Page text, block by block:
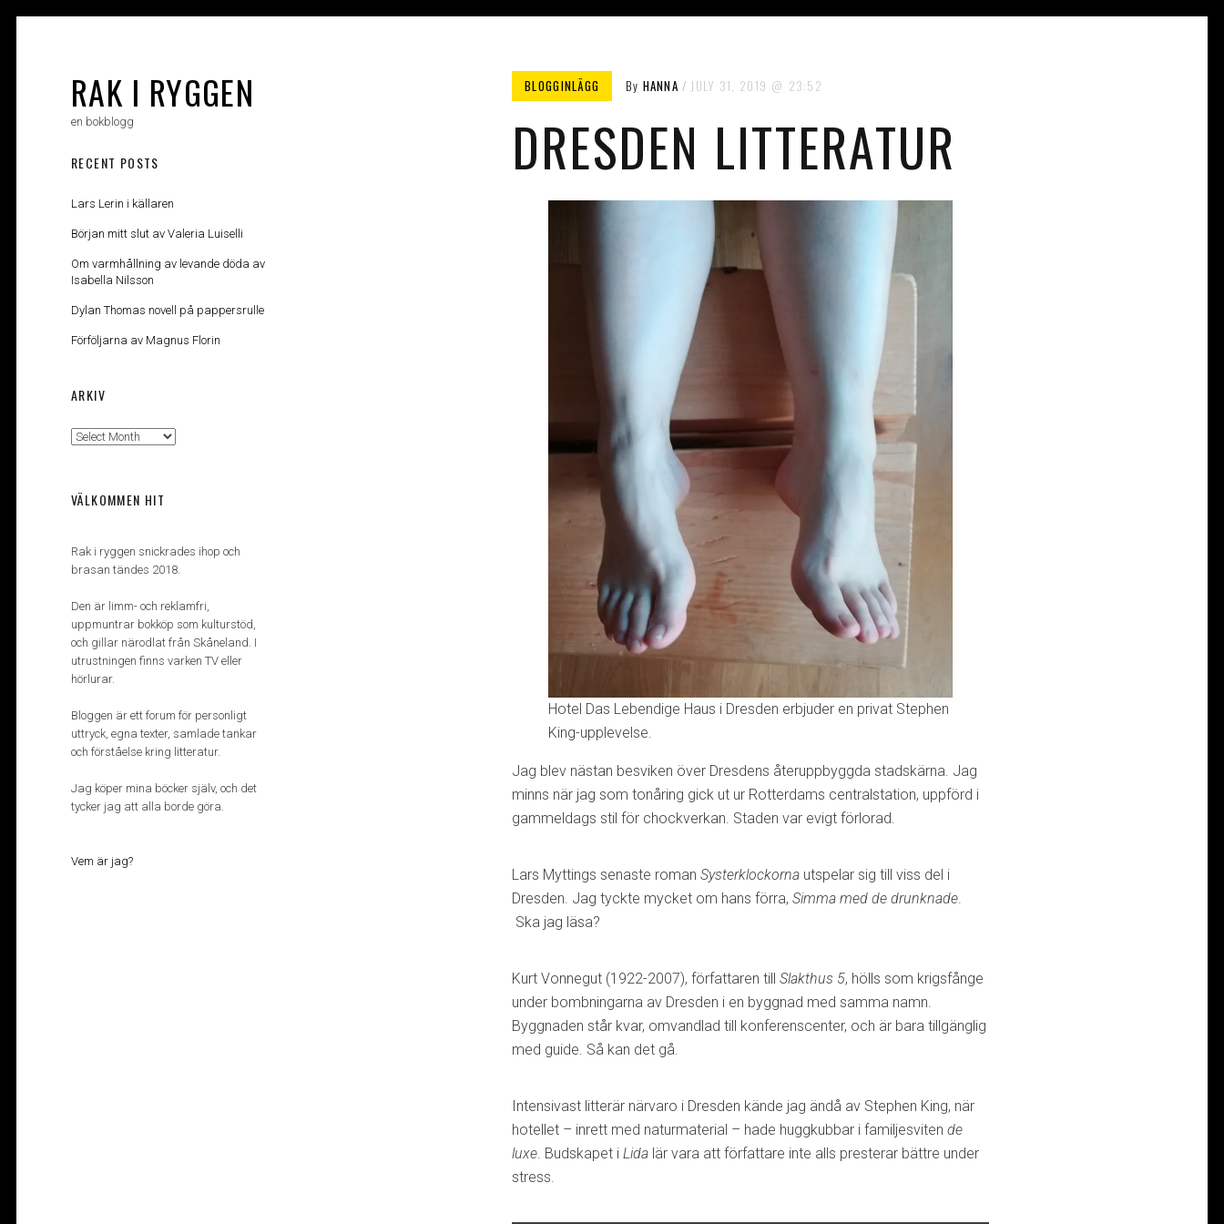
RAK I RYGGEN
en bokblogg
BLOGGINLÄGG By HANNA JULY 31, 2019 23:52
DRESDEN LITTERATUR
Hotel Das Lebendige Haus i Dresden erbjuder en privat Stephen
King-upplevelse.
Jag blev nästan besviken över Dresdens återuppbyggda stadskärna. Jag
minns när jag som tonåring gick ut ur Rotterdams centralstation, uppförd i
gammeldags stil för chockverkan. Staden var evigt förlorad.
Lars Myttings senaste roman Systerklockorna utspelar sig till viss del i
Dresden. Jag tyckte mycket om hans förra, Simma med de drunknade
Ska jag läsa?
Kurt Vonnegut (1922-2007), författaren till Slakthus 5, hölls som krigsfånge
under bombningarna av Dresden i en byggnad med samma namn.
Byggnaden står kvar, omvandlad till konferenscenter, och är bara tillgänglig
med guide. Så kan det gå.
Intensivast litterär närvaro i Dresden kände jag ändå av Stephen King, när
hotellet – inrett med naturmaterial – hade huggkubbar i familjesviten de
luxe . Budskapet i Lida lär vara att författare inte alls presterar bättre under
stress.
RECENT POSTS
Lars Lerin i källaren
Början mitt slut av Valeria Luiselli
Om varmhållning av levande döda av
Isabella Nilsson
Dylan Thomas novell på pappersrulle
Förföljarna av Magnus Florin
ARKIV
Arkiv
VÄLKOMMEN HIT
Rak i ryggen snickrades ihop och
brasan tändes 2018.
Den är limm- och reklamfri,
uppmuntrar bokköp som kulturstöd,
och gillar närodlat från Skåneland. I
utrustningen finns varken TV eller
hörlurar.
Bloggen är ett forum för personligt
uttryck, egna texter, samlade tankar
och förståelse kring litteratur.
Jag köper mina böcker själv, och det
tycker jag att alla borde göra.
Vem är jag?